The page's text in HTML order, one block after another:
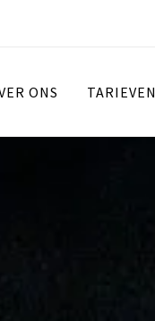
ONS TARIEVEN